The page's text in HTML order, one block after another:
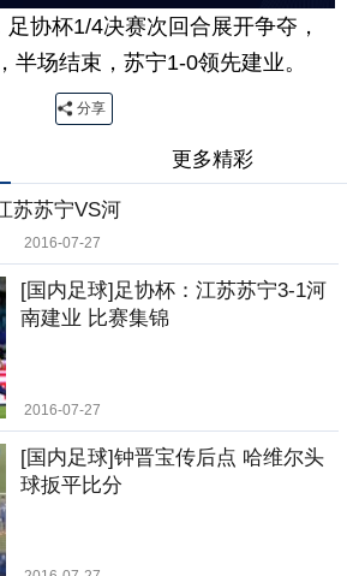
协杯1/4决赛次回合展开争夺，
半场结束，苏宁1-0领先建业。
分享
更多精彩
苏苏宁VS河
2016-07-27
[国内足球]足协杯：江苏苏宁3-1河
南建业 比赛集锦
2016-07-27
[国内足球]钟晋宝传后点 哈维尔头
球扳平比分